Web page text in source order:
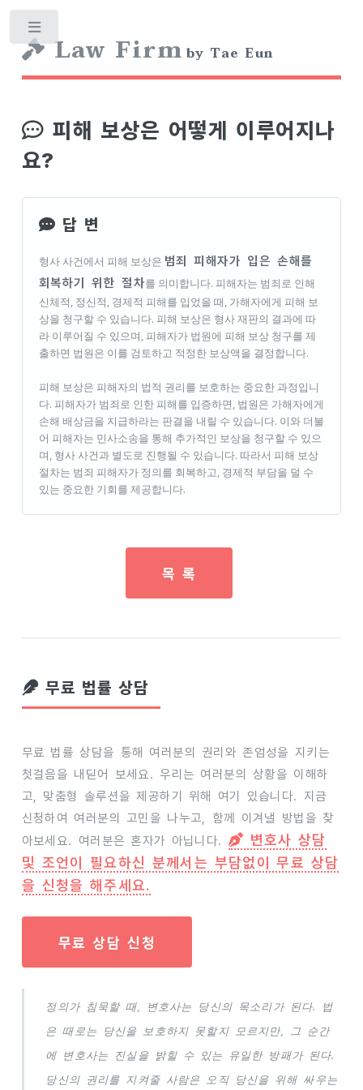
Law Firm by Tae Eun
피해 보상은 어떻게 이루어지나
요?
답 변
형사 사건에서 피해 보상은 범죄 피해자가 입은 손해를
회복하기 위한 절차를 의미합니다. 피해자는 범죄로 인해
신체적, 정신적, 경제적 피해를 입었을 때, 가해자에게 피해 보
상을 청구할 수 있습니다. 피해 보상은 형사 재판의 결과에 따
라 이루어질 수 있으며, 피해자가 법원에 피해 보상 청구를 제
출하면 법원은 이를 검토하고 적정한 보상액을 결정합니다.
피해 보상은 피해자의 법적 권리를 보호하는 중요한 과정입니
다. 피해자가 범죄로 인한 피해를 입증하면, 법원은 가해자에게
손해 배상금을 지급하라는 판결을 내릴 수 있습니다. 이와 더불
어 피해자는 민사소송을 통해 추가적인 보상을 청구할 수 있으
며, 형사 사건과 별도로 진행될 수 있습니다. 따라서 피해 보상
절차는 범죄 피해자가 정의를 회복하고, 경제적 부담을 덜 수
있는 중요한 기회를 제공합니다.
목 록
무료 법률 상담
무료 법률 상담을 통해 여러분의 권리와 존엄성을 지키는
첫걸음을 내딛어 보세요. 우리는 여러분의 상황을 이해하
고, 맞춤형 솔루션을 제공하기 위해 여기 있습니다. 지금
신청하여 여러분의 고민을 나누고, 함께 이겨낼 방법을 찾
아보세요. 여러분은 혼자가 아닙니다.
변호사 상담
및 조언이 필요하신 분께서는 부담없이 무료 상담
을 신청을 해주세요.
무료 상담 신청
정의가 침묵할 때, 변호사는 당신의 목소리가 된다. 법
은 때로는 당신을 보호하지 못할지 모르지만, 그 순간
에 변호사는 진실을 밝힐 수 있는 유일한 방패가 된다.
당신의 권리를 지켜줄 사람은 오직 당신을 위해 싸우는